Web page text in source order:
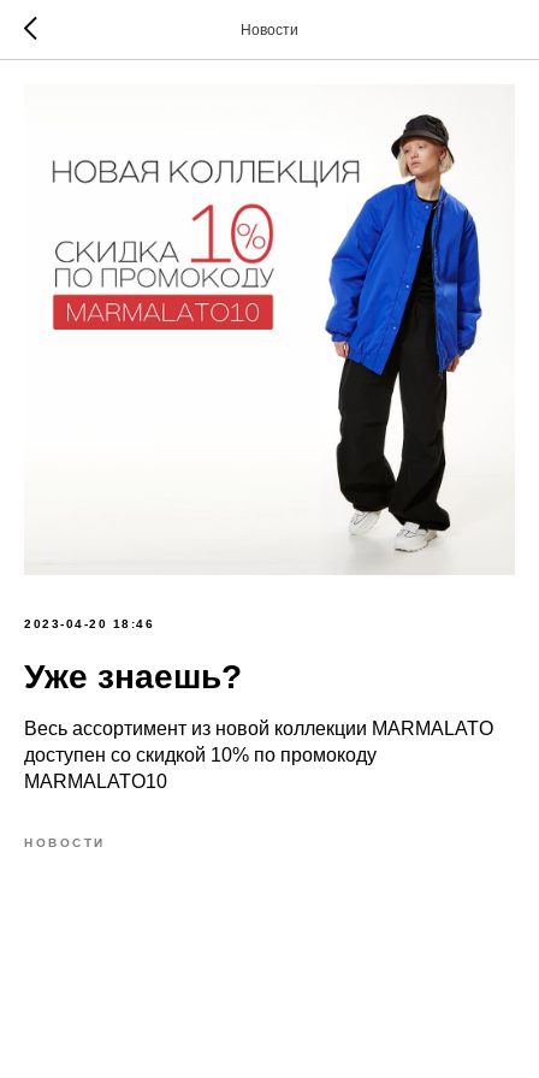
Новости
2023-04-20 18:46
Уже знаешь?
Весь ассортимент из новой коллекции MARMALATO
доступен со скидкой 10% по промокоду
MARMALATO10
НОВОСТИ